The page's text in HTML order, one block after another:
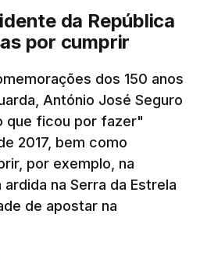
da República
por cumprir
dos 150 anos
António José Seguro
que ficou por fazer"
2017, bem como
por exemplo, na
na Serra da Estrela
de apostar na